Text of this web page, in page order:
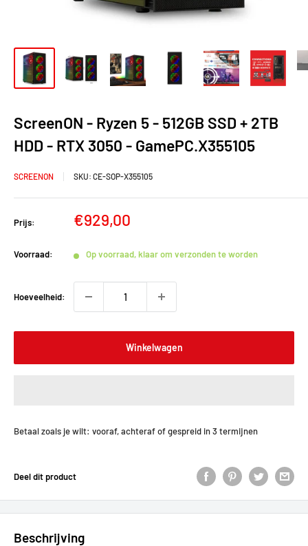
ScreenON - Ryzen 5 - 512GB SSD + 2TB
HDD - RTX 3050 - GamePC.X355105
SCREENON SKU: CE-SOP-X355105
Prijs: Verkoopprijs
€929,00
Voorraad: Op voorraad, klaar om verzonden te worden
Hoeveelheid:
Winkelwagen
Betaal zoals je wilt: vooraf, achteraf of gespreid in 3 termijnen
Deel dit product
Beschrijving